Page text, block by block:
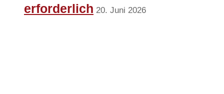
erforderlich 20. Juni 2026